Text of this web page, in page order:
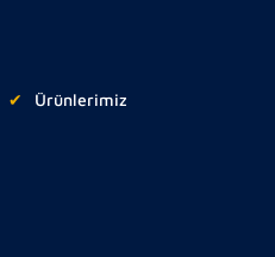
Ürünlerimiz